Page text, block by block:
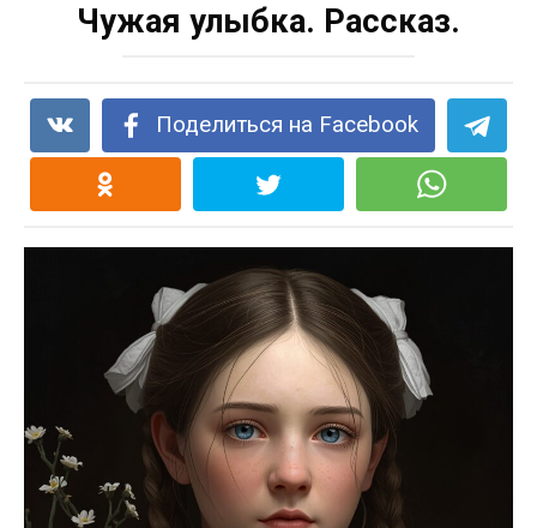
Чужая улыбка. Рассказ.
Поделиться на Facebook